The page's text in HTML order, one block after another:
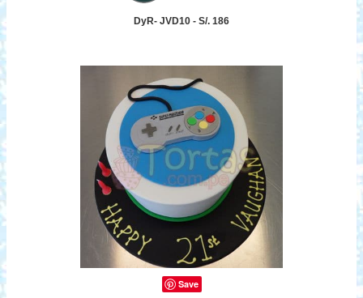
DyR- JVD10 - S/. 186
Save